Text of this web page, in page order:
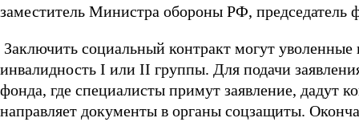
заместитель Министра обороны РФ, председатель
Заключить социальный контракт могут
инвалидность I или II группы. Для подачи
фонда, где специалисты примут заявление, дадут
направляет документы в органы соцзащиты.